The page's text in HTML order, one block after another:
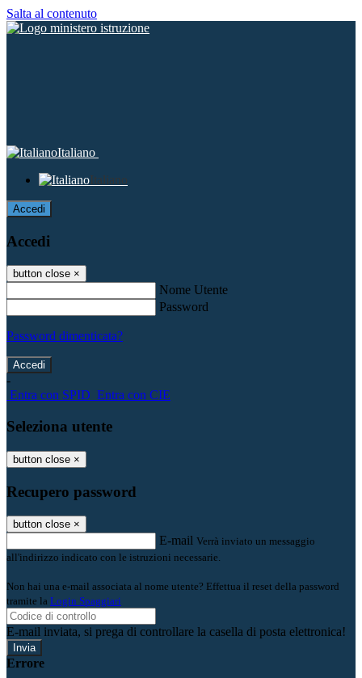
Salta al contenuto
Italiano
Italiano
Accedi
Accedi
button close ×
Nome Utente
Password
Password dimenticata?
-
Entra con SPID Entra con CIE
Seleziona utente
button close ×
Recupero password
button close ×
E-mail Verrà inviato un messaggio
all'indirizzo indicato con le istruzioni necessarie.
Non hai una e-mail associata al nome utente? Effettua il reset della password
tramite la Login Spaggiari
E-mail inviata, si prega di controllare la casella di posta elettronica!
Errore